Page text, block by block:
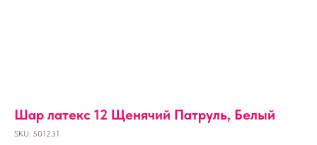
Шар латекс 12 Щенячий Патруль, Белый
SKU: 501231